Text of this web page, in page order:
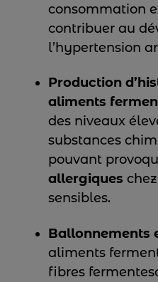
consommation
contribuer au
l’hypertension
Production
aliments
des niveaux
substances
pouvant
allergiques
sensibles.
Ballonnements
aliments
fibres